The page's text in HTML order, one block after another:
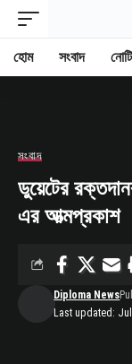
হোম সংবাদ
সংবাদ
ডুয়েটের
এর আত্মপ্রকাশ
Last updated:
Diploma News